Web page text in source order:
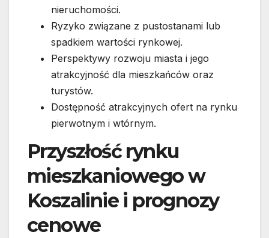
nieruchomości.
Ryzyko związane z pustostanami lub
spadkiem wartości rynkowej.
Perspektywy rozwoju miasta i jego
atrakcyjność dla mieszkańców oraz
turystów.
Dostępność atrakcyjnych ofert na rynku
pierwotnym i wtórnym.
Przyszłość rynku
mieszkaniowego w
Koszalinie i prognozy
cenowe